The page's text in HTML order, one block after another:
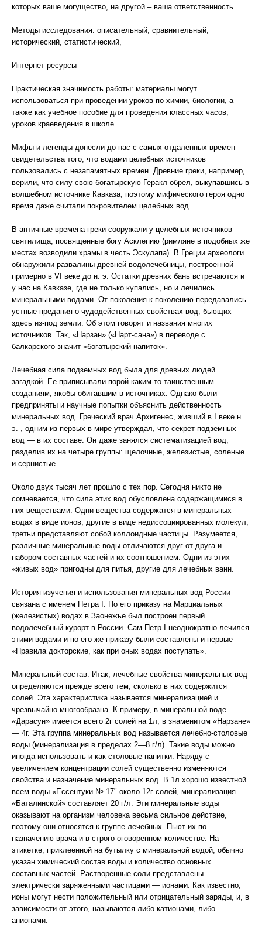
которых ваше могущество, на другой – ваша ответственность.
Методы исследования: описательный, сравнительный,
исторический, статистический,
Интернет ресурсы
Практическая значимость работы: материалы могут
использоваться при проведении уроков по химии, биологии, а
также как учебное пособие для проведения классных часов,
уроков краеведения в школе.
Мифы и легенды донесли до нас с самых отдаленных времен
свидетельства того, что водами целебных источников
пользовались с незапамятных времен. Древние греки, например,
верили, что силу свою богатырскую Геракл обрел, выкупавшись в
волшебном источнике Кавказа, поэтому мифического героя одно
время даже считали покровителем целебных вод.
В античные времена греки сооружали у целебных источников
святилища, посвященные богу Асклепию (римляне в подобных же
местах возводили храмы в честь Эскулапа). В Греции археологи
обнаружили развалины древней водолечебницы, построенной
примерно в VI веке до н. э. Остатки древних бань встречаются и
у нас на Кавказе, где не только купались, но и лечились
минеральными водами. От поколения к поколению передавались
устные предания о чудодейственных свойствах вод, бьющих
здесь из-под земли. Об этом говорят и названия многих
источников. Так, «Нарзан» («Нарт-сана») в переводе с
балкарского значит «богатырский напиток».
Лечебная сила подземных вод была для древних людей
загадкой. Ее приписывали порой каким-то таинственным
созданиям, якобы обитавшим в источниках. Однако были
предприняты и научные попытки объяснить действенность
минеральных вод. Греческий врач Архигенес, живший в I веке н.
э. , одним из первых в мире утверждал, что секрет подземных
вод — в их составе. Он даже занялся систематизацией вод,
разделив их на четыре группы: щелочные, железистые, соленые
и сернистые.
Около двух тысяч лет прошло с тех пор. Сегодня никто не
сомневается, что сила этих вод обусловлена содержащимися в
них веществами. Одни вещества содержатся в минеральных
водах в виде ионов, другие в виде недиссоциированных молекул,
третьи представляют собой коллоидные частицы. Разумеется,
различные минеральные воды отличаются друг от друга и
набором составных частей и их соотношением. Одни из этих
«живых вод» пригодны для питья, другие для лечебных ванн.
История изучения и использования минеральных вод России
связана с именем Петра I. По его приказу на Марциальных
(железистых) водах в Заонежье был построен первый
водолечебный курорт в России. Сам Петр I неоднократно лечился
этими водами и по его же приказу были составлены и первые
«Правила докторские, как при оных водах поступать».
Минеральный состав. Итак, лечебные свойства минеральных вод
определяются прежде всего тем, сколько в них содержится
солей. Эта характеристика называется минерализацией и
чрезвычайно многообразна. К примеру, в минеральной воде
«Дарасун» имеется всего 2г солей на 1л, в знаменитом «Нарзане»
— 4г. Эта группа минеральных вод называется лечебно-столовые
воды (минерализация в пределах 2—8 г/л). Такие воды можно
иногда использовать и как столовые напитки. Наряду с
увеличением концентрации солей существенно изменяются
свойства и назначение минеральных вод. В 1л хорошо известной
всем воды «Ессентуки № 17" около 12г солей, минерализация
«Баталинской» составляет 20 г/л. Эти минеральные воды
оказывают на организм человека весьма сильное действие,
поэтому они относятся к группе лечебных. Пьют их по
назначению врача и в строго оговоренном количестве. На
этикетке, приклеенной на бутылку с минеральной водой, обычно
указан химический состав воды и количество основных
составных частей. Растворенные соли представлены
электрически заряженными частицами — ионами. Как известно,
ионы могут нести положительный или отрицательный заряды, и, в
зависимости от этого, называются либо катионами, либо
анионами.